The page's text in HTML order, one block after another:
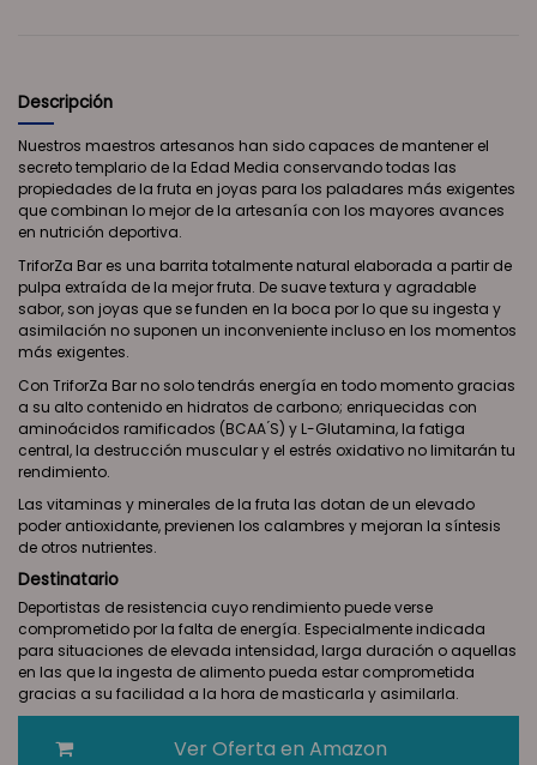
Descripción
Nuestros maestros artesanos han sido capaces de mantener el
secreto templario de la Edad Media conservando todas las
propiedades de la fruta en joyas para los paladares más exigentes
que combinan lo mejor de la artesanía con los mayores avances
en nutrición deportiva.
TriforZa Bar es una barrita totalmente natural elaborada a partir de
pulpa extraída de la mejor fruta. De suave textura y agradable
sabor, son joyas que se funden en la boca por lo que su ingesta y
asimilación no suponen un inconveniente incluso en los momentos
más exigentes.
Con TriforZa Bar no solo tendrás energía en todo momento gracias
a su alto contenido en hidratos de carbono; enriquecidas con
aminoácidos ramificados (BCAA ́S) y L-Glutamina, la fatiga
central, la destrucción muscular y el estrés oxidativo no limitarán tu
rendimiento.
Las vitaminas y minerales de la fruta las dotan de un elevado
poder antioxidante, previenen los calambres y mejoran la síntesis
de otros nutrientes.
Destinatario
Deportistas de resistencia cuyo rendimiento puede verse
comprometido por la falta de energía. Especialmente indicada
para situaciones de elevada intensidad, larga duración o aquellas
en las que la ingesta de alimento pueda estar comprometida
gracias a su facilidad a la hora de masticarla y asimilarla.
Ver Oferta en Amazon